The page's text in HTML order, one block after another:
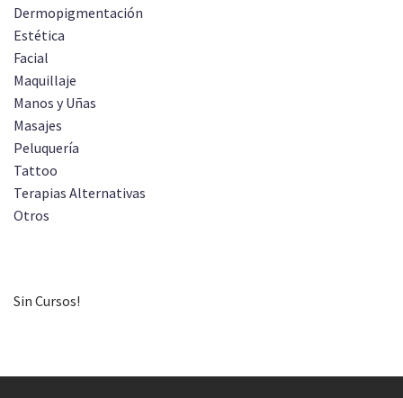
Dermopigmentación
Estética
Facial
Maquillaje
Manos y Uñas
Masajes
Peluquería
Tattoo
Terapias Alternativas
Otros
Sin Cursos!